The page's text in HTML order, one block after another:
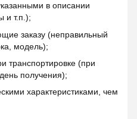
в описании
и т.п.);
заказу (неправильный
модель);
транспортировке (при
получения);
характеристиками, чем